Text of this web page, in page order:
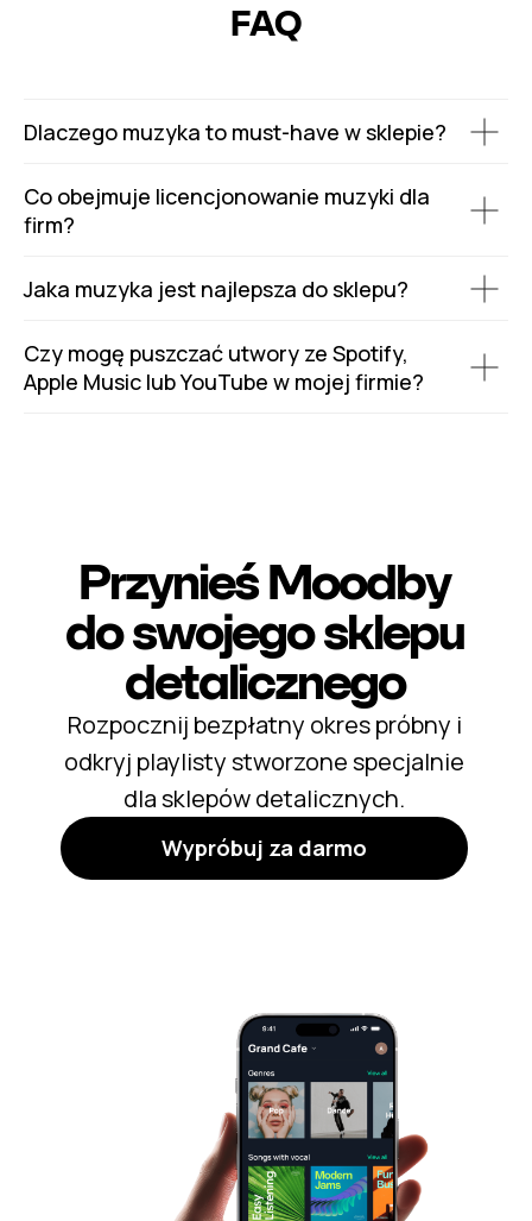
FAQ
Dlaczego muzyka to must-have w sklepie?
Co obejmuje licencjonowanie muzyki dla
firm?
Jaka muzyka jest najlepsza do sklepu?
Czy mogę puszczać utwory ze Spotify,
Apple Music lub YouTube w mojej firmie?
Przynieś Moodby
do swojego sklepu
detalicznego
Rozpocznij bezpłatny okres próbny i
odkryj playlisty stworzone specjalnie
dla sklepów detalicznych.
Wypróbuj za darmo